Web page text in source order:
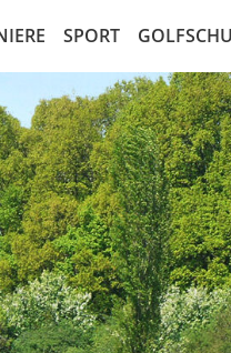
Loch
SPORT
Mannschaften
Jugend
LadiesGolf
SeMiGo
Gents
Golf
Kurse
Golf